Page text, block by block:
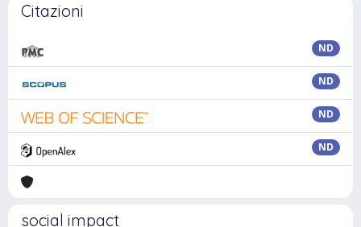
Citazioni
ND
ND
ND
ND
social impact